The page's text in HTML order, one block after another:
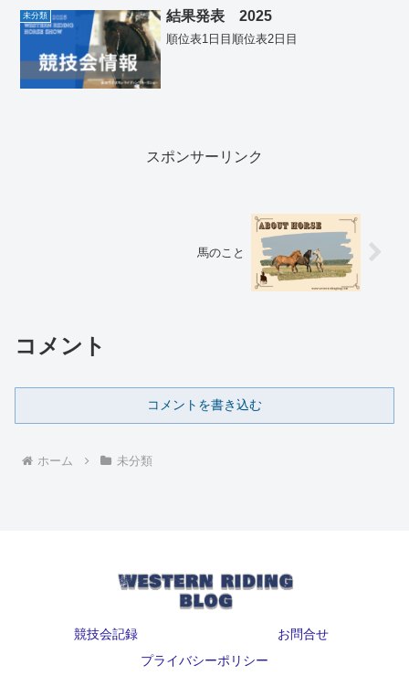
未分類 結果発表 2025
順位表1日目順位表2日目
スポンサーリンク
馬のこと
コメント
コメントを書き込む
ホーム 未分類
競技会記録
お問合せ
プライバシーポリシー